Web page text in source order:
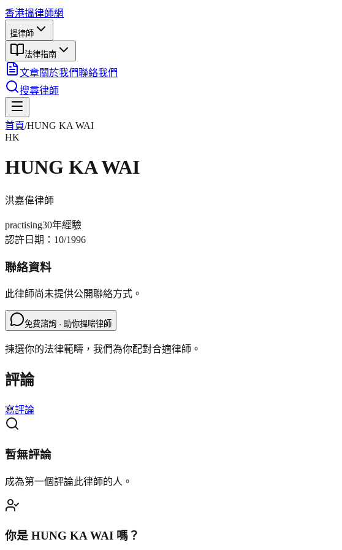
香港搵律師網
搵律師
法律指南
文章關於我們聯絡我們
搜尋律師
首頁/HUNG KA WAI
HK
HUNG KA WAI
洪嘉偉律師
practising30年經驗
認許日期： 10/1996
聯絡資料
此律師尚未提供公開聯絡方式。
免費諮詢 · 助你搵啱律師
揀選你的法律範疇，我們為你配對合適律師。
評論
寫評論
暫無評論
成為第一個評論此律師的人。
你是 HUNG KA WAI 嗎？